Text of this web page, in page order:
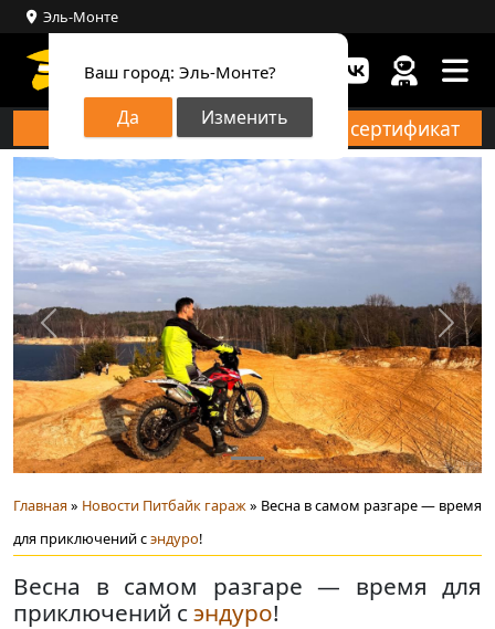
Эль-Монте
Ваш город: Эль-Монте?
Да Изменить
Запись онлайн Купить сертификат
Предыдущий
Главная » Новости Питбайк гараж» Весна в самом разгаре — время
для приключений сэндуро!
Весна в самом разгаре — время для
приключений сэндуро!